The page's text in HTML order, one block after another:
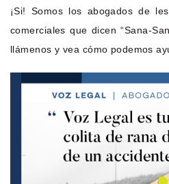
¡Si! Somos los abogados de
comerciales que dicen “Sana-
llámenos y vea cómo podemos